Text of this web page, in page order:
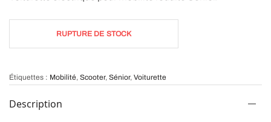
RUPTURE DE STOCK
Étiquettes : Mobilité, Scooter, Sénior, Voiturette
Description